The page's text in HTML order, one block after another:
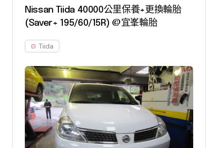
Nissan Tiida 40000公里保養+更換輪胎
(Saver+ 195/60/15R) @宜峯輪胎
Tiida